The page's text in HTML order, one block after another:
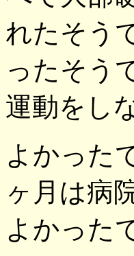
れたそう
ったそう
運動をし
よかった
ヶ月は病
よかった